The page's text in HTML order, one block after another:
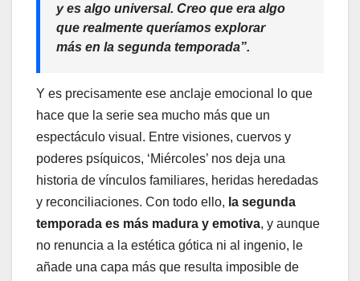
y es algo universal. Creo que era algo
que realmente queríamos explorar
más en la segunda temporada”.
Y es precisamente ese anclaje emocional lo que
hace que la serie sea mucho más que un
espectáculo visual. Entre visiones, cuervos y
poderes psíquicos, ‘Miércoles’ nos deja una
historia de vínculos familiares, heridas heredadas
y reconciliaciones. Con todo ello, la segunda
temporada es más madura y emotiva, y aunque
no renuncia a la estética gótica ni al ingenio, le
añade una capa más que resulta imposible de